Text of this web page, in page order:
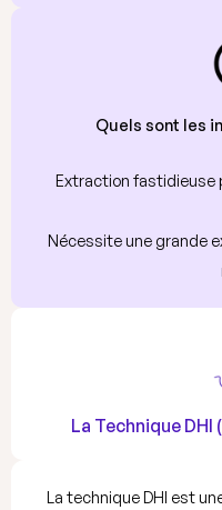
Quels sont les
Extraction fastidieuse
Nécessite une grande
La Technique
La technique DHI est